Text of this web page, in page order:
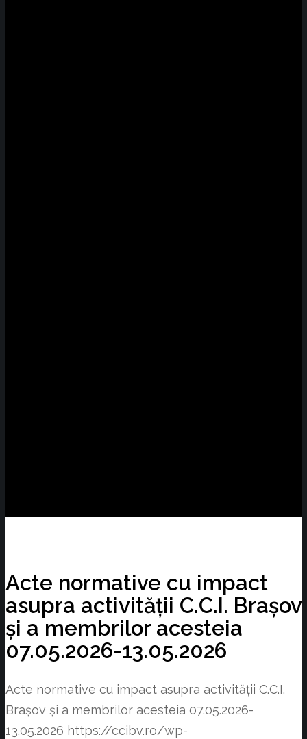
Acte normative cu impact
asupra activității C.C.I. Brașov
și a membrilor acesteia
07.05.2026-13.05.2026
Acte normative cu impact asupra activității C.C.I.
Brașov și a membrilor acesteia 07.05.2026-
13.05.2026 https://ccibv.ro/wp-